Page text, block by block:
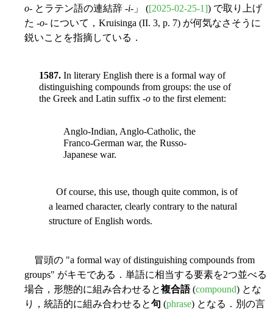
o- とラテン語の連結辞 -i-」 ([2025-02-25-1]) で取り上げ
た -o- について，Kruisinga (II. 3, p. 7) が何気なさそうに
鋭いことを指摘している．
1587. In literary English there is a formal way of
distinguishing compounds from groups: the use of
the Greek and Latin suffix -o to the first element:
Anglo-Indian, Anglo-Catholic, the
Franco-German war, the Russo-
Japanese war.
Of course, this use, though quite common, is of
a learned character, clearly contrary to the natural
structure of English words.
冒頭の "a formal way of distinguishing compounds from
groups" がキモである．単語に相当する要素を2つ並べる
場合，形態的に組み合わせると複合語(compound) とな
り，統語的に組み合わせると句 (phrase) となる．別の言